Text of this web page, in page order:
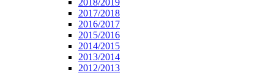
2018/2019
2017/2018
2016/2017
2015/2016
2014/2015
2013/2014
2012/2013